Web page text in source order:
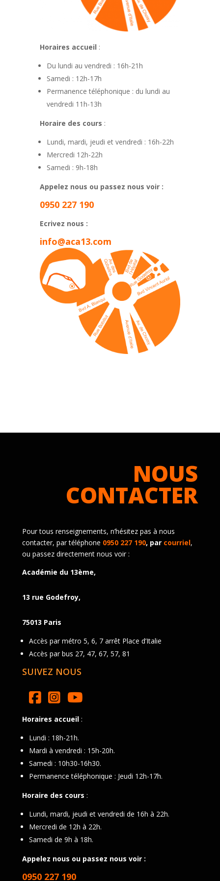
Horaires accueil :
Du lundi au vendredi : 16h-21h
Samedi : 12h-17h
Permanence téléphonique : du lundi au
vendredi 11h-13h
Horaire des cours :
Lundi, mardi, jeudi et vendredi : 16h-22h
Mercredi 12h-22h
Samedi : 9h-18h
Appelez nous ou passez nous voir :
0950 227 190
Ecrivez nous :
info@aca13.com
NOUS
CONTACTER
Pour tous renseignements, n’hésitez pas à nous
contacter, par téléphone 0950 227 190, par courriel,
ou passez directement nous voir :
Académie du 13ème,
13 rue Godefroy,
75013 Paris
Accès par métro 5, 6, 7 arrêt Place d’Italie
Accès par bus 27, 47, 67, 57, 81
SUIVEZ NOUS
Horaires accueil:
Lundi : 18h-21h.
Mardi à vendredi : 15h-20h.
Samedi : 10h30-16h30.
Permanence téléphonique : Jeudi 12h-17h.
Horaire des cours :
Lundi, mardi, jeudi et vendredi de 16h à 22h.
Mercredi de 12h à 22h.
Samedi de 9h à 18h.
Appelez nous ou passez nous voir :
0950 227 190